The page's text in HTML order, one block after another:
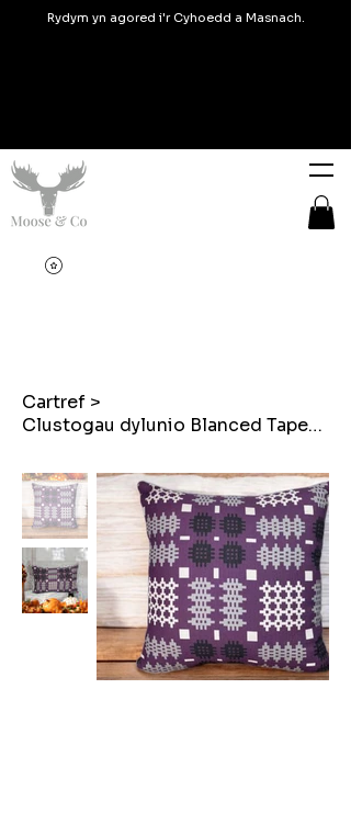
Rydym yn agored i'r Cyhoedd a Masnach.
Cartref >
Clustogau dylunio Blanced Tapestri Cymreig Piws